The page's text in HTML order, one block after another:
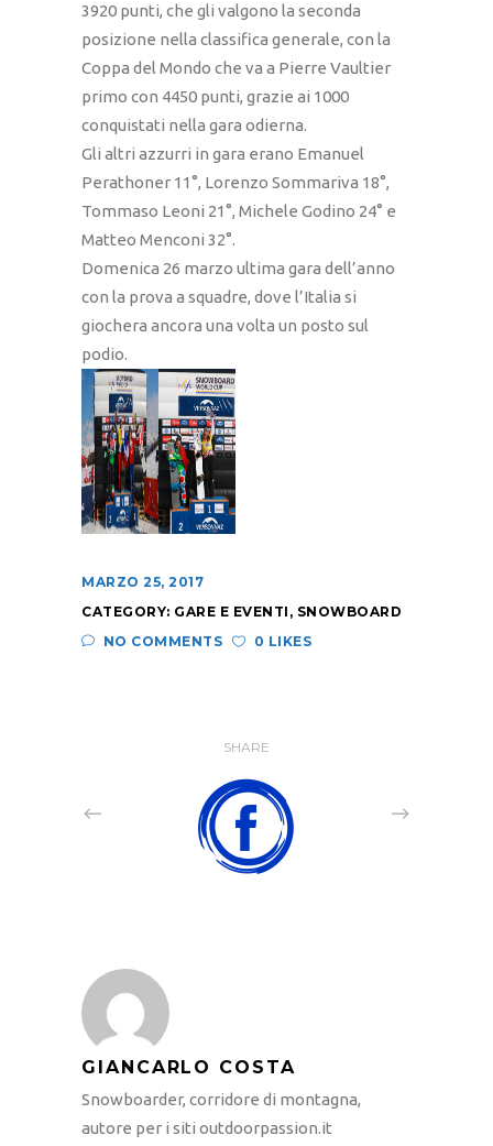
3920 punti, che gli valgono la seconda
posizione nella classifica generale, con la
Coppa del Mondo che va a Pierre Vaultier
primo con 4450 punti, grazie ai 1000
conquistati nella gara odierna.
Gli altri azzurri in gara erano Emanuel
Perathoner 11°, Lorenzo Sommariva 18°,
Tommaso Leoni 21°, Michele Godino 24° e
Matteo Menconi 32°.
Domenica 26 marzo ultima gara dell’anno
con la prova a squadre, dove l’Italia si
giochera ancora una volta un posto sul
podio.
MARZO 25, 2017
CATEGORY: GARE E EVENTI , SNOWBOARD
NO COMMENTS
0 LIKES
SHARE
GIANCARLO COSTA
Snowboarder, corridore di montagna,
autore per i siti outdoorpassion.it